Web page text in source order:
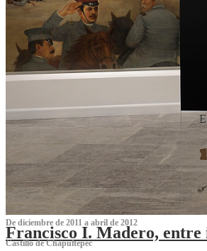
De diciembre de 2011 a abril de 2012
Francisco I. Madero, entre
Castillo de Chapultepec